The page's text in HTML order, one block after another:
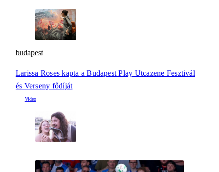
budapest
Larissa Roses kapta a Budapest Play Utcazene Fesztivál
és Verseny fődíját